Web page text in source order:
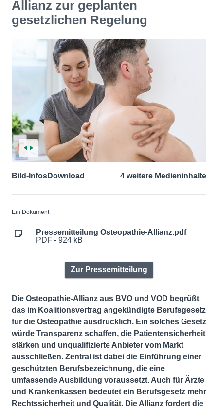
Allianz zur geplanten
gesetzlichen Regelung
Bild-InfosDownload 4 weitere Medieninhalte
Ein Dokument
Pressemitteilung Osteopathie-Allianz.pdf
PDF - 924 kB
Zur Pressemitteilung
Die Osteopathie-Allianz aus BVO und VOD begrüßt
das im Koalitionsvertrag angekündigte Berufsgesetz
für die Osteopathie ausdrücklich. Ein solches Gesetz
würde Transparenz schaffen, die Patientensicherheit
stärken und unqualifizierte Anbieter vom Markt
ausschließen. Zentral ist dabei die Einführung einer
geschützten Berufsbezeichnung, die eine
umfassende Ausbildung voraussetzt. Auch für Ärzte
und Krankenkassen bedeutet ein Berufsgesetz mehr
Rechtssicherheit und Qualität. Die Allianz fordert die